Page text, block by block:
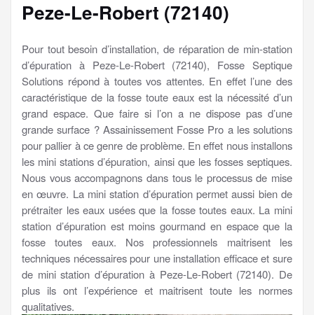
Peze-Le-Robert (72140)
Pour tout besoin d’installation, de réparation de min-station
d’épuration à Peze-Le-Robert (72140), Fosse Septique
Solutions répond à toutes vos attentes. En effet l’une des
caractéristique de la fosse toute eaux est la nécessité d’un
grand espace. Que faire si l’on a ne dispose pas d’une
grande surface ? Assainissement Fosse Pro a les solutions
pour pallier à ce genre de problème. En effet nous installons
les mini stations d’épuration, ainsi que les fosses septiques.
Nous vous accompagnons dans tous le processus de mise
en œuvre. La mini station d’épuration permet aussi bien de
prétraiter les eaux usées que la fosse toutes eaux. La mini
station d’épuration est moins gourmand en espace que la
fosse toutes eaux. Nos professionnels maitrisent les
techniques nécessaires pour une installation efficace et sure
de mini station d’épuration à Peze-Le-Robert (72140). De
plus ils ont l’expérience et maitrisent toute les normes
qualitatives.